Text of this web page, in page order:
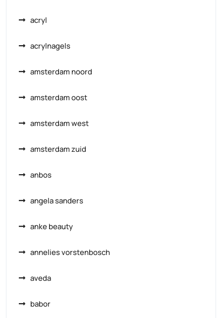
acryl
acrylnagels
amsterdam noord
amsterdam oost
amsterdam west
amsterdam zuid
anbos
angela sanders
anke beauty
annelies vorstenbosch
aveda
babor